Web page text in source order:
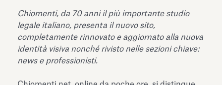
mostra Marmora Romana
ampliando gli spazi espositivi
dell’Antiquarium di Villa Albani
Torlonia
Leggi tutto
EcoVadis
Chiomenti, da 70 anni il più importante studio
legale italiano, presenta il nuovo sito,
completamente rinnovato e aggiornato alla nuova
identità visiva nonché rivisto nelle sezioni chiave:
news e professionisti.